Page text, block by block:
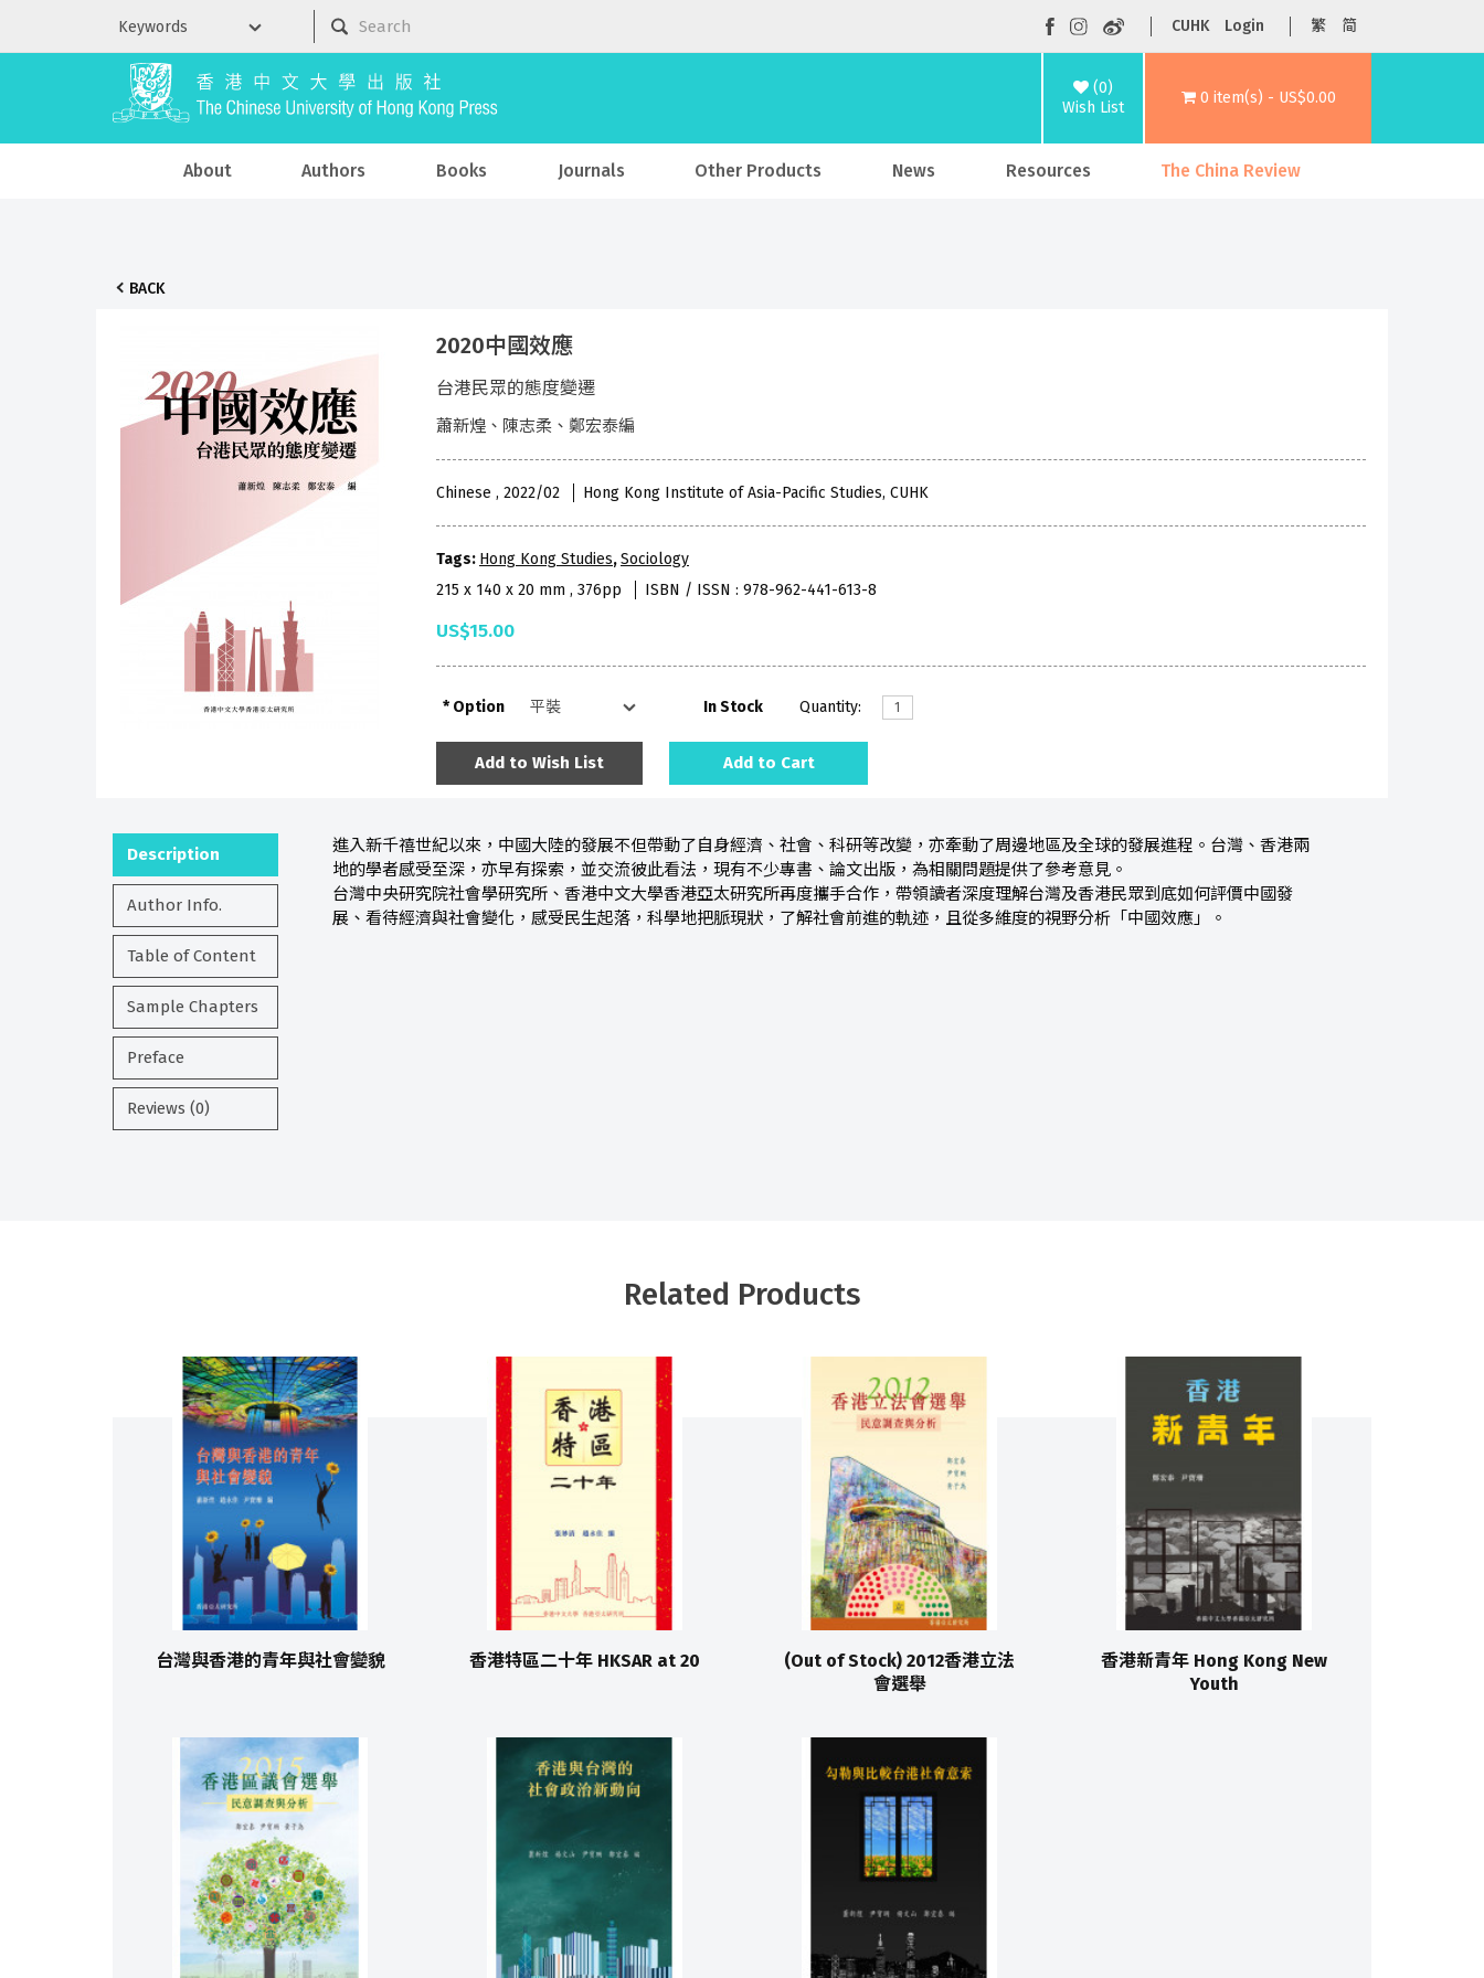
CUHK Login 繁 简
(0)
Wish List
0 item(s) - US$0.00
About Authors Books Journals Other Products News Resources The China Review
BACK
2020中國效應
台港民眾的態度變遷
蕭新煌、陳志柔、鄭宏泰編
Chinese , 2022/02 Hong Kong Institute of Asia-Pacific Studies, CUHK
Tags: Hong Kong Studies,Sociology
215 x 140 x 20 mm , 376pp
ISBN / ISSN : 978-962-441-613-8
US$15.00
Option In Stock Quantity:
Add to Wish List Add to Cart
Description
Author Info.
Table of Content
Sample Chapters
Preface
Reviews (0)
進入新千禧世紀以來，中國大陸的發展不但帶動了自身經濟、社會、科研等改變，亦牽動了周邊地區及全球的發展進程。台灣、香港兩
地的學者感受至深，亦早有探索，並交流彼此看法，現有不少專書、論文出版，為相關問題提供了參考意見。
台灣中央研究院社會學研究所、香港中文大學香港亞太研究所再度攜手合作，帶領讀者深度理解台灣及香港民眾到底如何評價中國發
展、看待經濟與社會變化，感受民生起落，科學地把脈現狀，了解社會前進的軌迹，且從多維度的視野分析「中國效應」。
Related Products
台灣與香港的青年與社會變貌 香港特區二十年 HKSAR at 20
(Out of Stock) 2012香港立法
會選舉
香港新青年 Hong Kong New
Youth